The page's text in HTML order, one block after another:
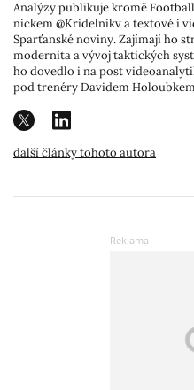
Analýzy publikuje kromě
nickem @Kridelnikv a textové i
Sparťanské noviny. Zajímají ho
modernita a vývoj taktických
ho dovedlo i na post
pod trenéry Davidem
další články tohoto autora